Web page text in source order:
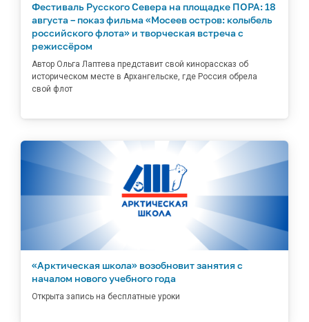
Фестиваль Русского Севера на площадке ПОРА: 18
августа – показ фильма «Мосеев остров: колыбель
российского флота» и творческая встреча с
режиссёром
Автор Ольга Лаптева представит свой кинорассказ об
историческом месте в Архангельске, где Россия обрела
свой флот
«Арктическая школа» возобновит занятия с
началом нового учебного года
Открыта запись на бесплатные уроки